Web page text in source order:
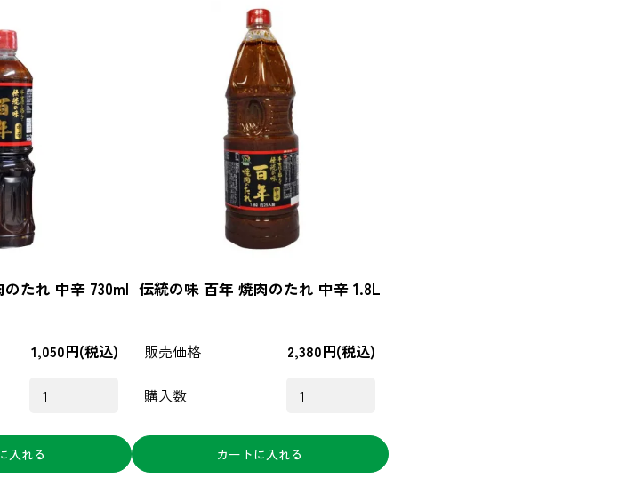
たれ 中辛 730ml
1,050円(税込)
伝統の味 百年 焼肉のたれ 中辛 1.8L
販売価格 2,380円(税込)
購入数